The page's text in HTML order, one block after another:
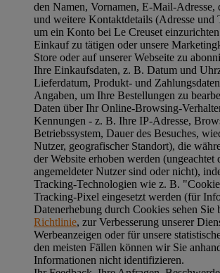
den Namen, Vornamen, E-Mail-Adresse,
und weitere Kontaktdetails (Adresse und
um ein Konto bei Le Creuset
Einkauf zu tätigen oder unsere
Store oder auf unserer Webseite zu
Ihre Einkaufsdaten, z. B. Datum und
Lieferdatum, Produkt- und
Angaben, um Ihre Bestellungen zu
Daten über Ihr Online-Browsing-
Kennungen - z. B. Ihre IP-Adresse,
Betriebssystem, Dauer des Besuches,
Nutzer, geografischer Standort), die
der Website erhoben werden (ungeachtet
angemeldeter Nutzer sind oder nicht),
Tracking-Technologien wie z. B.
Tracking-Pixel eingesetzt werden (für
Datenerhebung durch Cookies sehen Sie
Richtlinie, zur Verbesserung unserer
Werbeanzeigen oder für unsere
den meisten Fällen können wir Sie
Informationen nicht identifizieren.